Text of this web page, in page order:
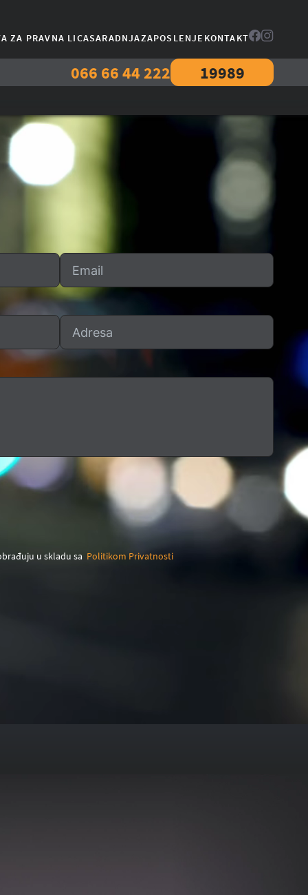
ZA PRAVNA LICASARADNJAZAPOSLENJE KONTAKT
066 66 44 222 19989
u skladu sa Politikom Privatnosti